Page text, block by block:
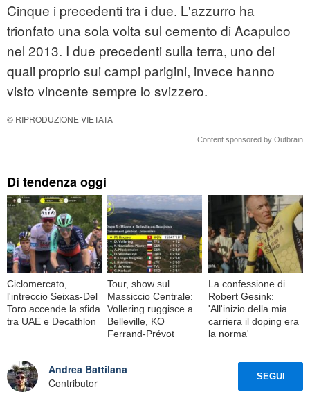
Cinque i precedenti tra i due. L'azzurro ha
trionfato una sola volta sul cemento di Acapulco
nel 2013. I due precedenti sulla terra, uno dei
quali proprio sui campi parigini, invece hanno
visto vincente sempre lo svizzero.
© RIPRODUZIONE VIETATA
Content sponsored by Outbrain
Di tendenza oggi
Ciclomercato,
l'intreccio Seixas-Del
Toro accende la sfida
tra UAE e Decathlon
Tour, show sul
Massiccio Centrale:
Vollering ruggisce a
Belleville, KO
Ferrand-Prévot
La confessione di
Robert Gesink:
'All'inizio della mia
carriera il doping era
la norma'
Andrea Battilana
Contributor
SEGUI